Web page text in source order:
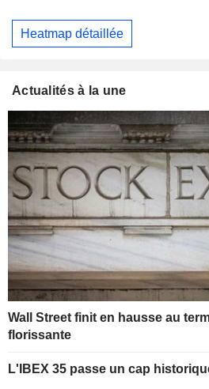
Heatmap détaillée
Actualités à la une
Wall Street finit en hausse au
florissante
L'IBEX 35 passe un cap